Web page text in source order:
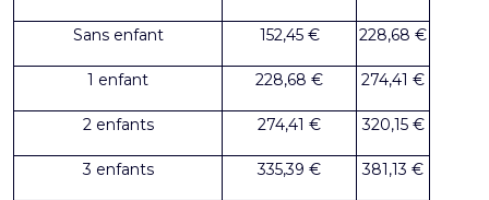
Sans enfant 152,45 € 228,68 €
1 enfant 228,68 € 274,41 €
2 enfants 274,41 € 320,15 €
3 enfants 335,39 € 381,13 €